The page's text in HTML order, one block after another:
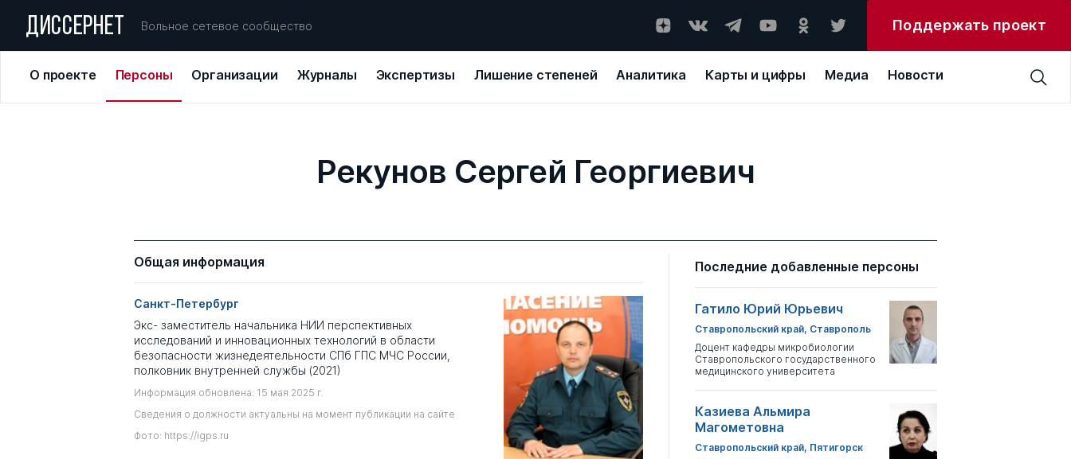
ДИССЕРНЕТ Вольное сетевое сообщество Поддержать проект
О проекте Персоны Организации Журналы Экспертизы Лишение степеней Аналитика Карты и цифры Медиа Новости
Рекунов Сергей Георгиевич
Общая информация
Санкт-Петербург
Экс- заместитель начальника НИИ перспективных
исследований и инновационных технологий в области
безопасности жизнедеятельности СПб ГПС МЧС России,
полковник внутренней службы (2021)
Информация обновлена: 15 мая 2025 г.
Сведения о должности актуальны на момент публикации на сайте
Фото: https://igps.ru
Последние добавленные персоны
Гатило Юрий Юрьевич
Ставропольский край, Ставрополь
Доцент кафедры микробиологии
Ставропольского государственного
медицинского университета
Казиева Альмира
Магометовна
Ставропольский край, Пятигорск